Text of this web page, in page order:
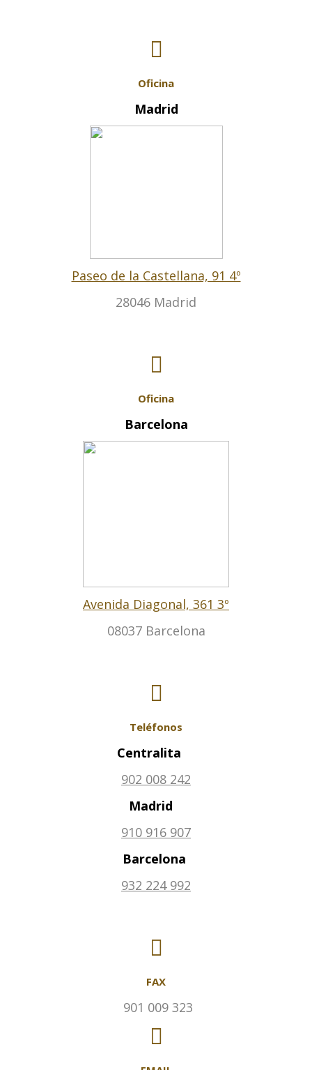
Oficina
Madrid
Paseo de la Castellana, 91 4º
28046 Madrid
Oficina
Barcelona
Avenida Diagonal, 361 3º
08037 Barcelona
Teléfonos
Centralita
902 008 242
Madrid
910 916 907
Barcelona
932 224 992
FAX
901 009 323